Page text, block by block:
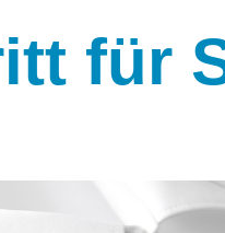
für